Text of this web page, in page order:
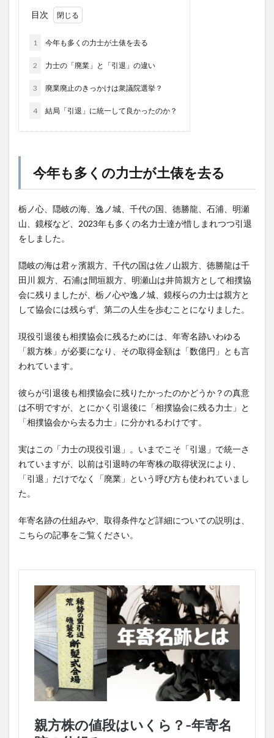
目次
1 今年も多くの力士が土俵を去る
2 力士の「廃業」と「引退」の違い
3 廃業廃止のきっかけは衆議院選挙？
4 結局「引退」に統一して良かったのか？
今年も多くの力士が土俵を去る
栃ノ心、隠岐の海、逸ノ城、千代の国、徳勝龍、石浦、明瀬
山、鏡桜など、2023年も多くの名力士達が惜しまれつつ引退
をしました。
隠岐の海は君ヶ濱親方、千代の国は佐ノ山親方、徳勝龍は千
田川 親方、石浦は間垣親方、明瀬山は井筒親方として相撲協
会に残りましたが、栃ノ心や逸ノ城、鏡桜らの力士は親方と
して協会には残らず、第二の人生を歩むことになりました。
現役引退後も相撲協会に残るためには、年寄名跡いわゆる
「親方株」が必要になり、その取得金額は「数億円」とも言
われています。
彼らが引退後も相撲協会に残りたかったのかどうか？の真意
は不明ですが、とにかく引退後に「相撲協会に残る力士」と
「相撲協会から去る力士」に分かれるわけです。
実はこの「力士の現役引退」。いまでこそ「引退」で統一さ
れていますが、以前は引退時の年寄株の取得状況により、
「引退」だけでなく「廃業」という呼び方も使われていまし
た。
年寄名跡の仕組みや、取得条件など詳細についての説明は、
こちらの記事をご覧ください。